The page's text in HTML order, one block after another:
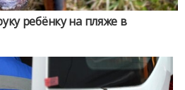
ребёнку на пляже в